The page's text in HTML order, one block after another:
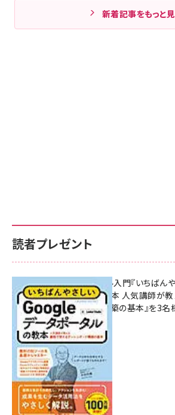
新着記事をもっと
読者プレゼント
無料BIツール入門『いちばん
ポータルの教本 人気講師が教
シュボード構築の基本』を3名
7月31日 10:00